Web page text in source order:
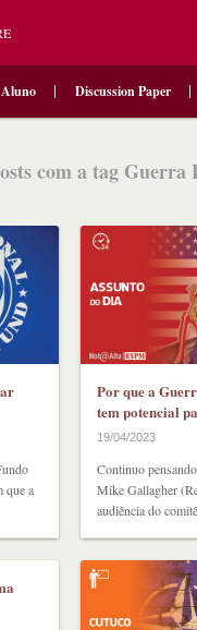
Aluno Discussion Paper
com a tag Guerra
que a
Por que a
tem potencial
19/04/2023
Continuo
Mike Gallagher
audiência do